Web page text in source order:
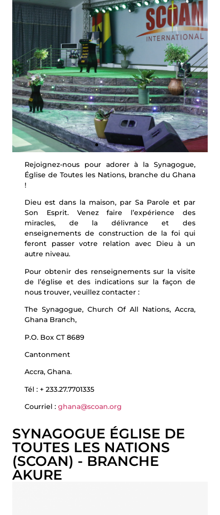
Rejoignez-nous pour adorer à la Synagogue,
Église de Toutes les Nations, branche du Ghana
!
Dieu est dans la maison, par Sa Parole et par
Son Esprit. Venez faire l’expérience des
miracles, de la délivrance et des
enseignements de construction de la foi qui
feront passer votre relation avec Dieu à un
autre niveau.
Pour obtenir des renseignements sur la visite
de l’église et des indications sur la façon de
nous trouver, veuillez contacter :
The Synagogue, Church Of All Nations, Accra,
Ghana Branch,
P.O. Box CT 8689
Cantonment
Accra, Ghana.
Tél : + 233.27.7701335
Courriel : ghana@scoan.org
SYNAGOGUE ÉGLISE DE
TOUTES LES NATIONS
(SCOAN) - BRANCHE
AKURE